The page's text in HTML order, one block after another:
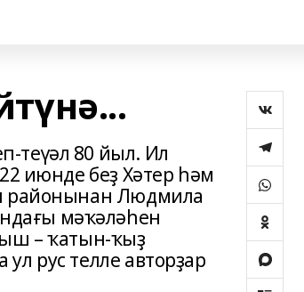
теүәл 80 йыл. Ил
июнде беҙ Хәтер һәм
районынан Людмила
мәҡәләһен
– ҡатын-ҡыҙ
рус телле авторҙар